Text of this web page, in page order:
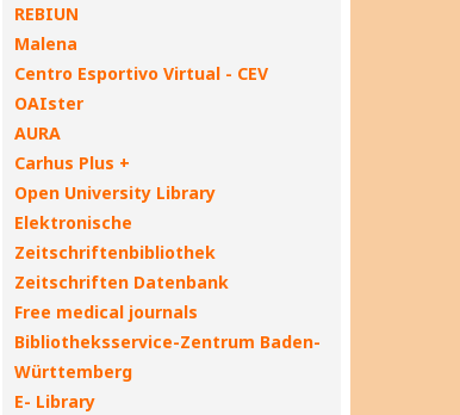
REBIUN
Malena
Centro Esportivo Virtual - CEV
OAIster
AURA
Carhus Plus +
Open University Library
Elektronische
Zeitschriftenbibliothek
Zeitschriften Datenbank
Free medical journals
Bibliotheksservice-Zentrum Baden-
Württemberg
E- Library